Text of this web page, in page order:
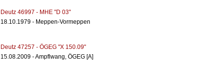
Deutz 46997 - MHE "D 03"
18.10.1979 - Meppen-Vormeppen
Deutz 47257 - ÖGEG "X 150.09"
15.08.2009 - Ampflwang, ÖGEG [A]